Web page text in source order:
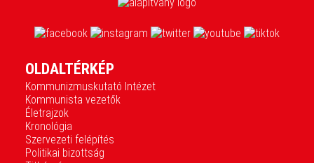
OLDALTÉRKÉP
Kommunizmuskutató Intézet
Kommunista vezetők
Életrajzok
Kronológia
Szervezeti felépítés
Politikai bizottság